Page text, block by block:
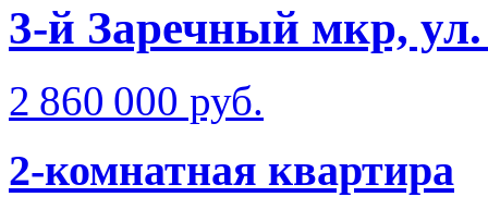
3-й Заречный мкр,
2 860 000 руб.
2-комнатная квартира